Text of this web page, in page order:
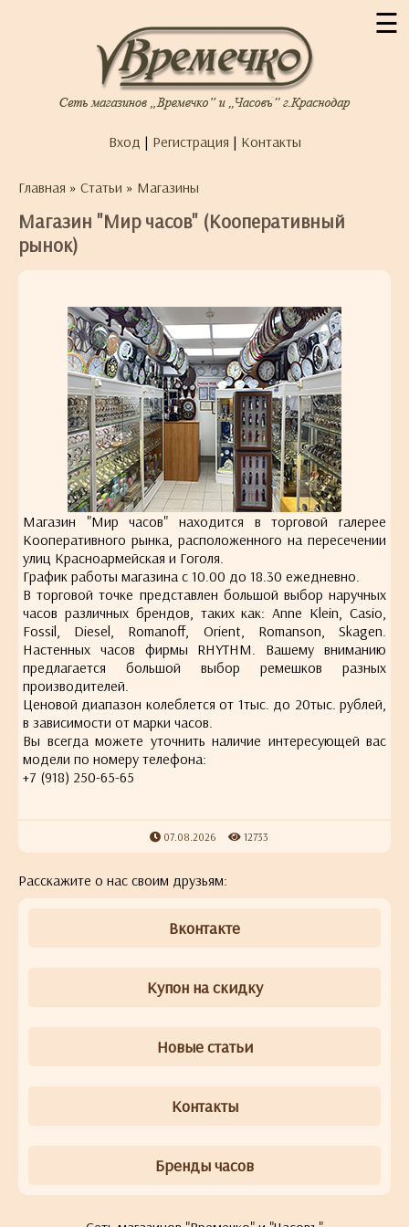
☰
Вход | Регистрация | Контакты
Главная » Статьи » Магазины
Магазин "Мир часов" (Кооперативный
рынок)
Магазин "Мир часов" находится в торговой галерее
Кооперативного рынка, расположенного на пересечении
улиц Красноармейская и Гоголя.
График работы магазина с 10.00 до 18.30 ежедневно.
В торговой точке представлен большой выбор наручных
часов различных брендов, таких как: Anne Klein, Casio,
Fossil, Diesel, Romanoff, Orient, Romanson, Skagen.
Настенных часов фирмы RHYTHM. Вашему вниманию
предлагается большой выбор ремешков разных
производителей.
Ценовой диапазон колеблется от 1тыс. до 20тыс. рублей,
в зависимости от марки часов.
Вы всегда можете уточнить наличие интересующей вас
модели по номеру телефона:
+7 (918) 250-65-65
07.08.2026 12733
Расскажите о нас своим друзьям:
Вконтакте
Купон на скидку
Новые статьи
Контакты
Бренды часов